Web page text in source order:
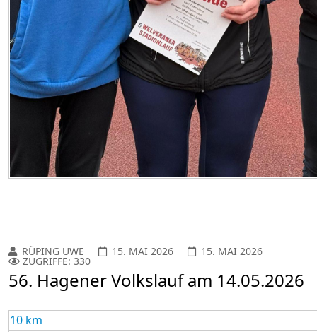
RÜPING UWE 15. MAI 2026 15. MAI 2026
ZUGRIFFE: 330
56. Hagener Volkslauf am 14.05.2026
10 km